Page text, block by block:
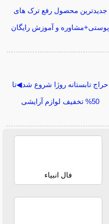
جدیدترین محصول رفع ترک های
پوستی+مشاوره و آموزش رایگان
حراج تابستانه روژا شروع شد◀تا
50% تخفیف لوازم آرایشی
فال انبیاء